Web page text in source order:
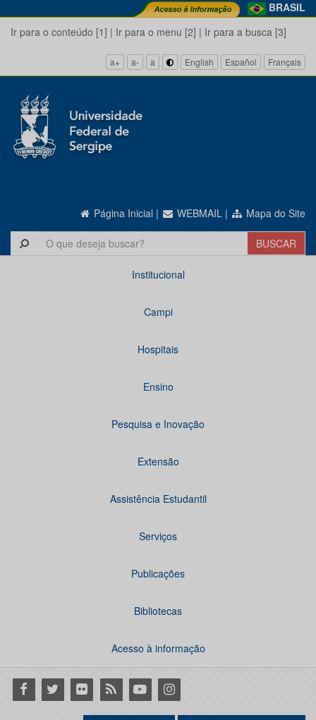
BRASIL
Ir para o conteúdo [1] | Ir para o menu [2] | Ir para a busca [3]
a+ a- a English Español Français
Página Inicial | WEBMAIL | Mapa do Site
Institucional
Campi
Hospitais
Ensino
Pesquisa e Inovação
Extensão
Assistência Estudantil
Serviços
Publicações
Bibliotecas
Acesso à informação
Facebook
Twitter Flickr RSS YoutubeInstagram